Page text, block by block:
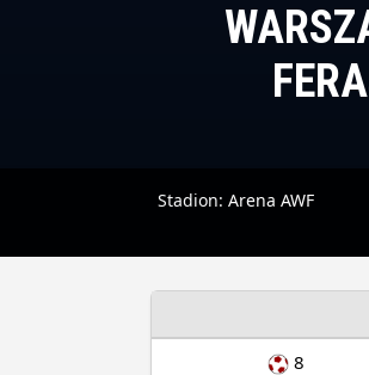
Stadion: Arena AWF
8